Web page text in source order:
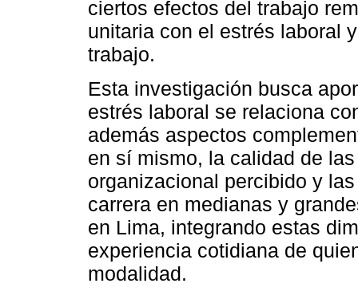
ciertos efectos del trabajo
unitaria con el estrés laboral
trabajo.
Esta investigación busca
estrés laboral se relaciona
además aspectos
en sí mismo, la calidad de
organizacional percibido y
carrera en medianas y
en Lima, integrando estas
experiencia cotidiana de
modalidad.